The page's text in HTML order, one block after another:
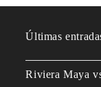
Últimas
Riviera Maya